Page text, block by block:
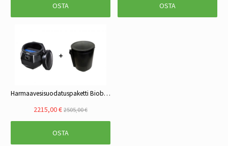
OSTA OSTA
Harmaavesisuodatuspaketti Biobox XL ja saostuskaivo SK 100-250L
2215,00 € 2505,00 €
OSTA